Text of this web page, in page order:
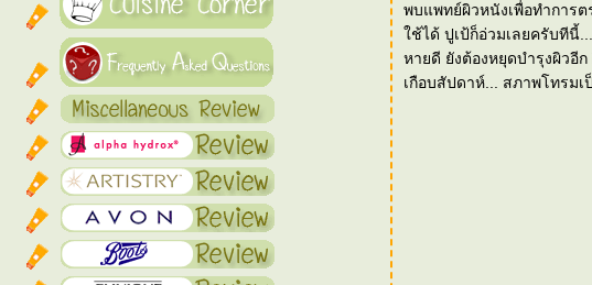
พบแพทย์ผิวหนังเพื่อทำการ
ช้ได้ ปูเป้ก็อ่วมเลยครับทีนี้... รักษาแผลเก่าที่ไประคายเคืองจากชุดผลิตภัณฑ์รักษาสิวแบรนด์หนึ่งยังไม่
หายดี ยังต้องหยุดบำรุงผิวอีก ผิวก็เลยแห้งและดู
เกือบสัปดาห์... สภาพโทรมเ